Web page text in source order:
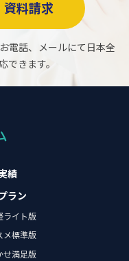
資料請求
電話、メールにて日本全
できます。
績
ラン
ライト版
メ標準版
せ満足版